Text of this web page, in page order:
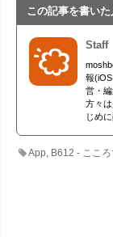
この記事を書いた
Staff
報
営・
方々
じめ
App B612 - ここ